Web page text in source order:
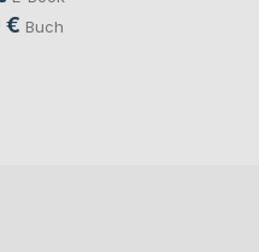
€ Buch